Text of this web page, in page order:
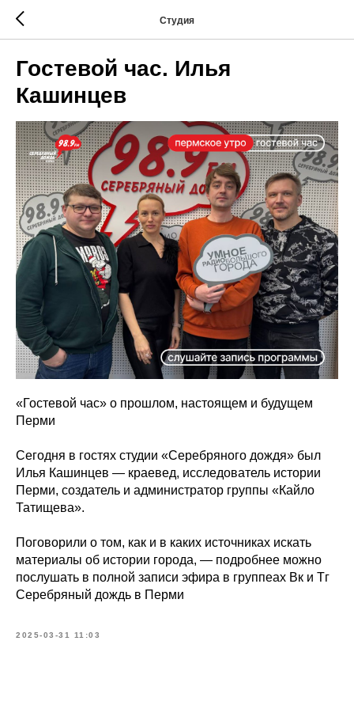
Студия
Гостевой час. Илья
Кашинцев
«Гостевой час» о прошлом, настоящем и будущем
Перми
Сегодня в гостях студии «Серебряного дождя» был
Илья Кашинцев — краевед, исследователь истории
Перми, создатель и администратор группы «Кайло
Татищева».
Поговорили о том, как и в каких источниках искать
материалы об истории города, — подробнее можно
послушать в полной записи эфира в группеах Вк и Тг
Серебряный дождь в Перми
2025-03-31 11:03